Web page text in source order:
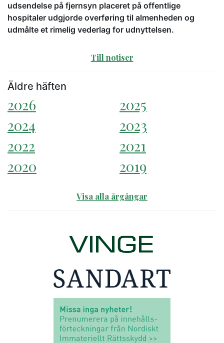
udsendelse på fjernsyn placeret på offentlige
hospitaler udgjorde overføring til almenheden og
udmålte et rimelig vederlag for udnyttelsen.
Till notiser
Äldre häften
2026
2025
2024
2023
2022
2021
2020
2019
Visa alla årgångar